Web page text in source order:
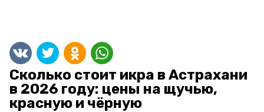
Сколько стоит икра в Астрахани
в 2026 году: цены на щучью,
красную и чёрную